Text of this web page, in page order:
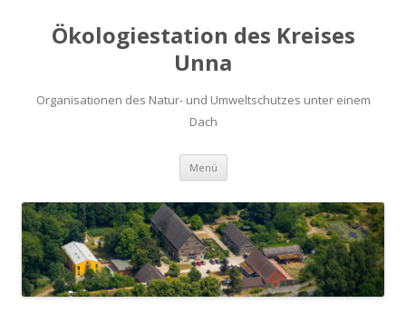
Ökologiestation des Kreises
Unna
Organisationen des Natur- und Umweltschutzes unter einem
Dach
Menü Zum
springen